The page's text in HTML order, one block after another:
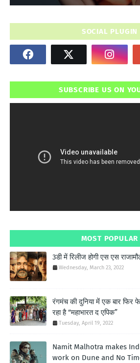
SOCIAL PLUGIN
SUBSCRIBE US ON
MOST POPULAR
3डी में रिलीज होगी एस एस
Wednesday, March 23, 2022
रंगमंच की दुनिया में एक बार फिर
रहा है “महाभारत द एपिक”
Tuesday, April 19, 2022
Namit Malhotra makes
work on Dune and No